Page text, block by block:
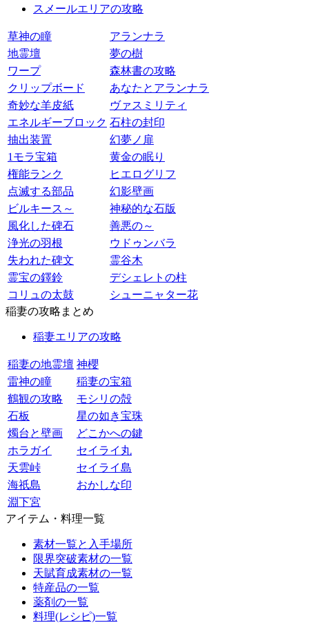
スメールエリアの攻略
草神の瞳
アランナラ
地霊壇
夢の樹
ワープ
森林書の攻略
クリップボード
あなたとアランナラ
奇妙な羊皮紙
ヴァスミリティ
エネルギーブロック 石柱の封印
抽出装置
幻夢ノ扉
1モラ宝箱
黄金の眠り
権能ランク
ヒエログリフ
点滅する部品
幻影壁画
ビルキース～
神秘的な石版
風化した碑石
善悪の～
浄光の羽根
ウドゥンバラ
失われた碑文
霊谷木
霊宝の鐸鈴
デシェレトの柱
コリュの太鼓
シューニャター花
稲妻の攻略まとめ
稲妻エリアの攻略
稲妻の地霊壇 神櫻
雷神の瞳
稲妻の宝箱
鶴観の攻略
モシリの殻
石板
星の如き宝珠
燭台と壁画
どこかへの鍵
ホラガイ
セイライ丸
天雲峠
セイライ島
海祇島
おかしな印
淵下宮
アイテム・料理一覧
素材一覧と入手場所
限界突破素材の一覧
天賦育成素材の一覧
特産品の一覧
薬剤の一覧
料理(レシピ)一覧